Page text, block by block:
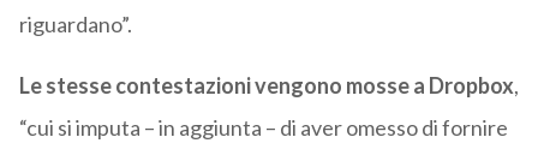
riguardano”.
Le stesse contestazioni vengono mosse a Dropbox,
“cui si imputa – in aggiunta – di aver omesso di fornire